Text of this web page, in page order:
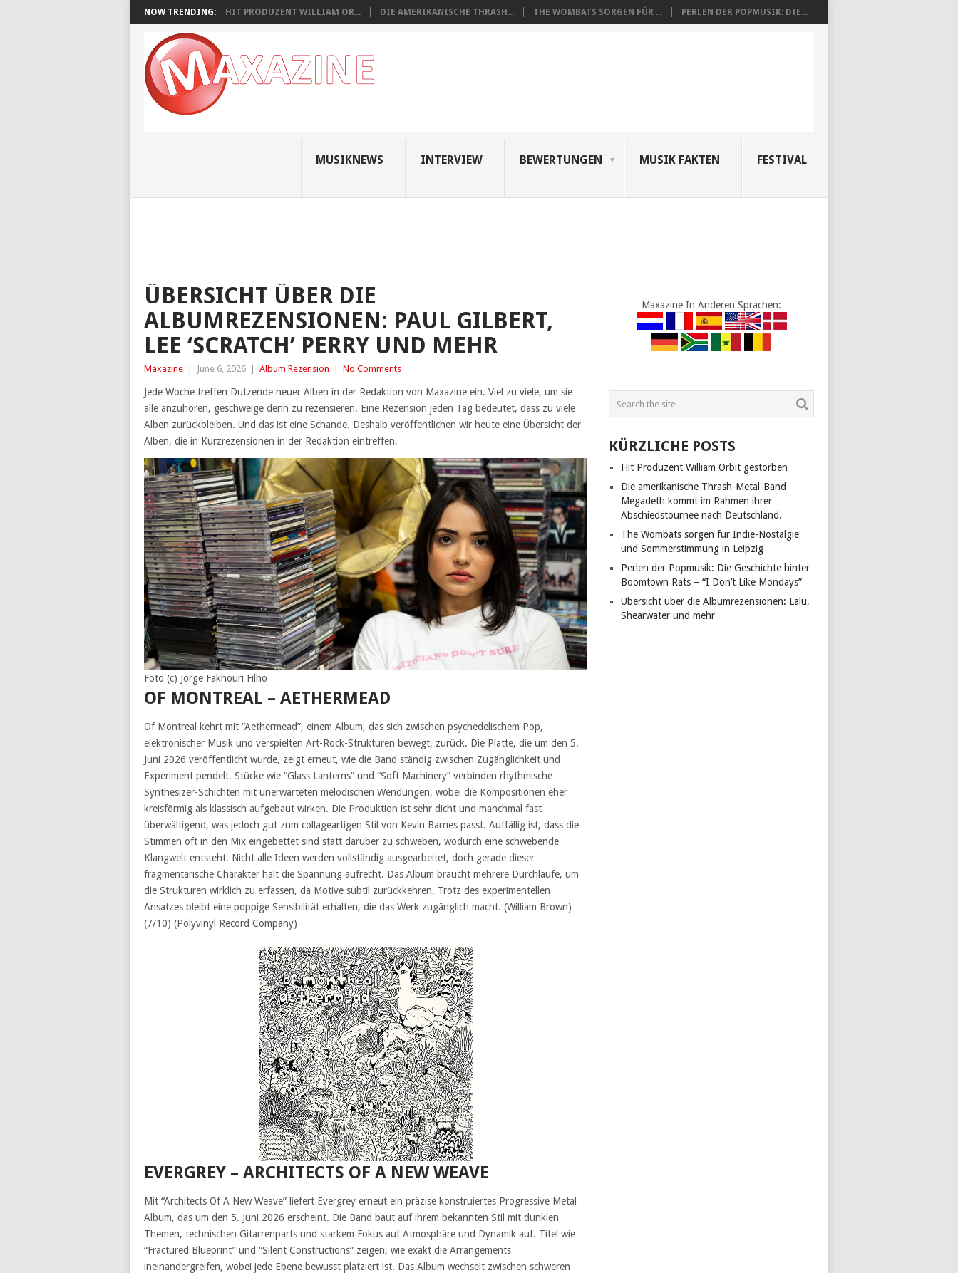
NOW TRENDING: HIT PRODUZENT WILLIAM OR... DIE AMERIKANISCHE THRASH... THE WOMBATS SORGEN FÜR ... PERLEN DER POPMUSIK: DIE...
MUSIKNEWS INTERVIEW BEWERTUNGEN MUSIK FAKTEN FESTIVAL
ÜBERSICHT ÜBER DIE
ALBUMREZENSIONEN: PAUL GILBERT,
LEE ‘SCRATCH’ PERRY UND MEHR
Maxazine June 6, 2026 Album Rezension No Comments
Jede Woche treffen Dutzende neuer Alben in der Redaktion von Maxazine ein. Viel zu viele, um sie
alle anzuhören, geschweige denn zu rezensieren. Eine Rezension jeden Tag bedeutet, dass zu viele
Alben zurückbleiben. Und das ist eine Schande. Deshalb veröffentlichen wir heute eine Übersicht der
Alben, die in Kurzrezensionen in der Redaktion eintreffen.
Foto (c) Jorge Fakhouri Filho
OF MONTREAL – AETHERMEAD
Of Montreal kehrt mit “Aethermead”, einem Album, das sich zwischen psychedelischem Pop,
elektronischer Musik und verspielten Art-Rock-Strukturen bewegt, zurück. Die Platte, die um den 5.
Juni 2026 veröffentlicht wurde, zeigt erneut, wie die Band ständig zwischen Zugänglichkeit und
Experiment pendelt. Stücke wie “Glass Lanterns” und “Soft Machinery” verbinden rhythmische
Synthesizer-Schichten mit unerwarteten melodischen Wendungen, wobei die Kompositionen eher
kreisförmig als klassisch aufgebaut wirken. Die Produktion ist sehr dicht und manchmal fast
überwältigend, was jedoch gut zum collageartigen Stil von Kevin Barnes passt. Auffällig ist, dass die
Stimmen oft in den Mix eingebettet sind statt darüber zu schweben, wodurch eine schwebende
Klangwelt entsteht. Nicht alle Ideen werden vollständig ausgearbeitet, doch gerade dieser
fragmentarische Charakter hält die Spannung aufrecht. Das Album braucht mehrere Durchläufe, um
die Strukturen wirklich zu erfassen, da Motive subtil zurückkehren. Trotz des experimentellen
Ansatzes bleibt eine poppige Sensibilität erhalten, die das Werk zugänglich macht. (William Brown)
(7/10) (Polyvinyl Record Company)
EVERGREY – ARCHITECTS OF A NEW WEAVE
Mit “Architects Of A New Weave” liefert Evergrey erneut ein präzise konstruiertes Progressive Metal
Album, das um den 5. Juni 2026 erscheint. Die Band baut auf ihrem bekannten Stil mit dunklen
Themen, technischen Gitarrenparts und starkem Fokus auf Atmosphäre und Dynamik auf. Titel wie
“Fractured Blueprint” und “Silent Constructions” zeigen, wie exakt die Arrangements
ineinandergreifen, wobei jede Ebene bewusst platziert ist. Das Album wechselt zwischen schweren
Maxazine In Anderen Sprachen:
KÜRZLICHE POSTS
Hit Produzent William Orbit gestorben
Die amerikanische Thrash-Metal-Band
Megadeth kommt im Rahmen ihrer
Abschiedstournee nach Deutschland.
The Wombats sorgen für Indie-Nostalgie
und Sommerstimmung in Leipzig
Perlen der Popmusik: Die Geschichte hinter
Boomtown Rats – “I Don’t Like Mondays”
Übersicht über die Albumrezensionen: Lalu,
Shearwater und mehr